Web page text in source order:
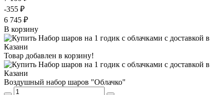
-355 ₽
6 745 ₽
В корзину
Товар добавлен в корзину!
Воздушный набор шаров "Облачко"